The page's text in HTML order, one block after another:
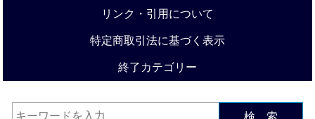
リンク・引用について
特定商取引法に基づく表示
終了カテゴリー